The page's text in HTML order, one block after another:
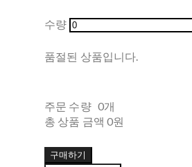
수량
품절된 상품입니다.
주문 수량 0개
총 상품 금액 0원
구매하기